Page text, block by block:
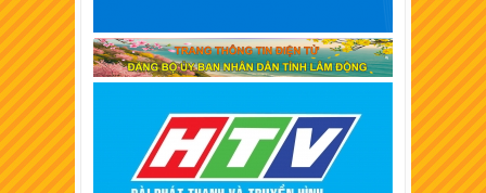
XSKT Bình Dương
XSKT Long An
XSKT Bình Phước